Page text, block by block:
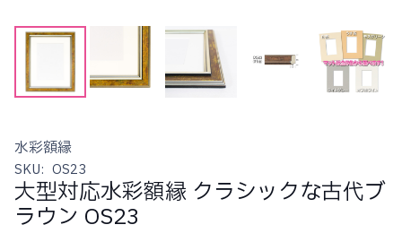
水彩額縁
SKU: OS23
大型対応水彩額縁 クラシックな古代ブ
ラウン OS23